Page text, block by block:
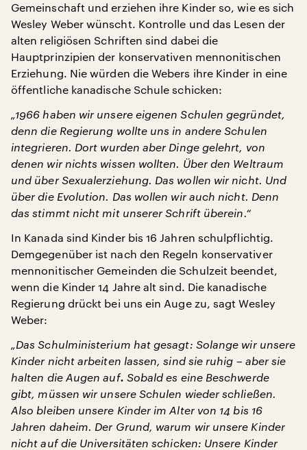
Gemeinschaft und erziehen ihre Kinder so, wie es sich
Wesley Weber wünscht. Kontrolle und das Lesen der
alten religiösen Schriften sind dabei die
Hauptprinzipien der konservativen mennonitischen
Erziehung. Nie würden die Webers ihre Kinder in eine
öffentliche kanadische Schule schicken:
„1966 haben wir unsere eigenen Schulen gegründet,
denn die Regierung wollte uns in andere Schulen
integrieren. Dort wurden aber Dinge gelehrt, von
denen wir nichts wissen wollten. Über den Weltraum
und über Sexualerziehung. Das wollen wir nicht. Und
über die Evolution. Das wollen wir auch nicht. Denn
das stimmt nicht mit unserer Schrift überein.“
In Kanada sind Kinder bis 16 Jahren schulpflichtig.
Demgegenüber ist nach den Regeln konservativer
mennonitischer Gemeinden die Schulzeit beendet,
wenn die Kinder 14 Jahre alt sind. Die kanadische
Regierung drückt bei uns ein Auge zu, sagt Wesley
Weber:
„Das Schulministerium hat gesagt: Solange wir unsere
Kinder nicht arbeiten lassen, sind sie ruhig – aber sie
halten die Augen auf. Sobald es eine Beschwerde
gibt, müssen wir unsere Schulen wieder schließen.
Also bleiben unsere Kinder im Alter von 14 bis 16
Jahren daheim. Der Grund, warum wir unsere Kinder
nicht auf die Universitäten schicken: Unsere Kinder